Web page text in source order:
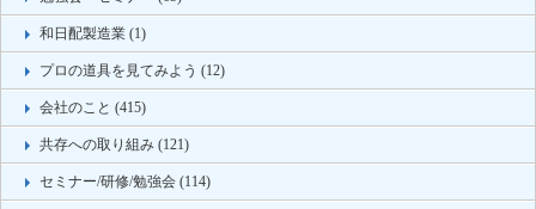
和日配製造業 (1)
プロの道具を見てみよう (12)
会社のこと (415)
共存への取り組み (121)
セミナー/研修/勉強会 (114)